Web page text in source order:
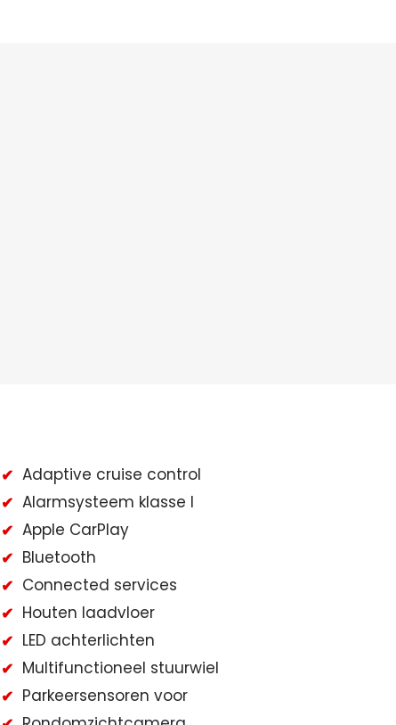
Adaptive cruise control
Alarmsysteem klasse I
Apple CarPlay
Bluetooth
Connected services
Houten laadvloer
LED achterlichten
Multifunctioneel stuurwiel
Parkeersensoren voor